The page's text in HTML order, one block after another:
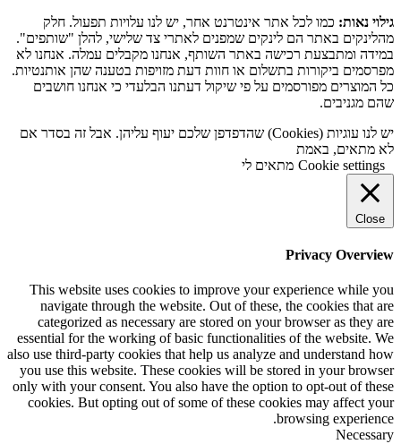
גילוי נאות: כמו לכל אתר אינטרנט אחר, יש לנו עלויות תפעול. חלק
מהלינקים באתר הם לינקים שמפנים לאתרי צד שלישי, להלן "שותפים".
במידה ומתבצעת רכישה באתר השותף, אנחנו מקבלים עמלה. אנחנו לא
מפרסמים ביקורות בתשלום או חוות דעת מזויפות בטענה שהן אותנטיות.
כל המוצרים מפורסמים על פי שיקול דעתנו הבלעדי כי אנחנו חושבים
שהם מגניבים.
יש לנו עוגיות (Cookies) שהדפדפן שלכם יעוף עליהן. אבל זה בסדר אם
לא מתאים, באמת
Cookie settings מתאים לי
Close
Privacy Overview
This website uses cookies to improve your experience while you
navigate through the website. Out of these, the cookies that are
categorized as necessary are stored on your browser as they are
essential for the working of basic functionalities of the website. We
also use third-party cookies that help us analyze and understand how
you use this website. These cookies will be stored in your browser
only with your consent. You also have the option to opt-out of these
cookies. But opting out of some of these cookies may affect your
browsing experience.
Necessary